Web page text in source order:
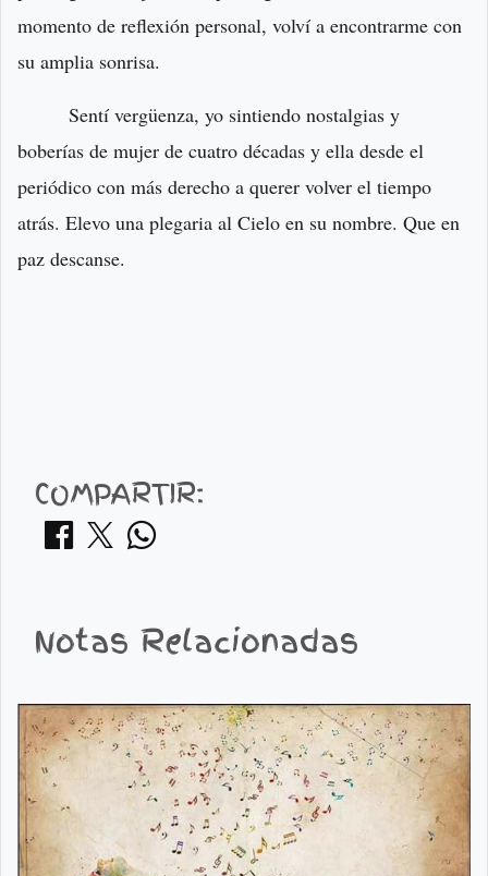
momento de reflexión personal, volví a encontrarme con
su amplia sonrisa.
Sentí vergüenza, yo sintiendo nostalgias y
boberías de mujer de cuatro décadas y ella desde el
periódico con más derecho a querer volver el tiempo
atrás. Elevo una plegaria al Cielo en su nombre. Que en
paz descanse.
COMPARTIR:
Notas Relacionadas